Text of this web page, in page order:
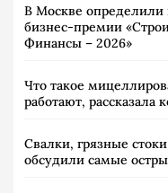
В Москве определили
бизнес-премии
Финансы – 2026»
Что такое
работают, рассказала
Свалки, грязные
обсудили самые